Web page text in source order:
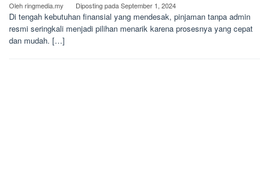
Olehringmedia.my Diposting padaSeptember 1, 2024
Di tengah kebutuhan finansial yang mendesak, pinjaman tanpa admin
resmi seringkali menjadi pilihan menarik karena prosesnya yang cepat
dan mudah. […]